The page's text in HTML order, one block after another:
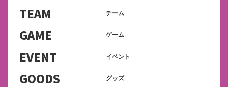
TEAM チーム
GAME ゲーム
EVENT イベント
GOODS グッズ